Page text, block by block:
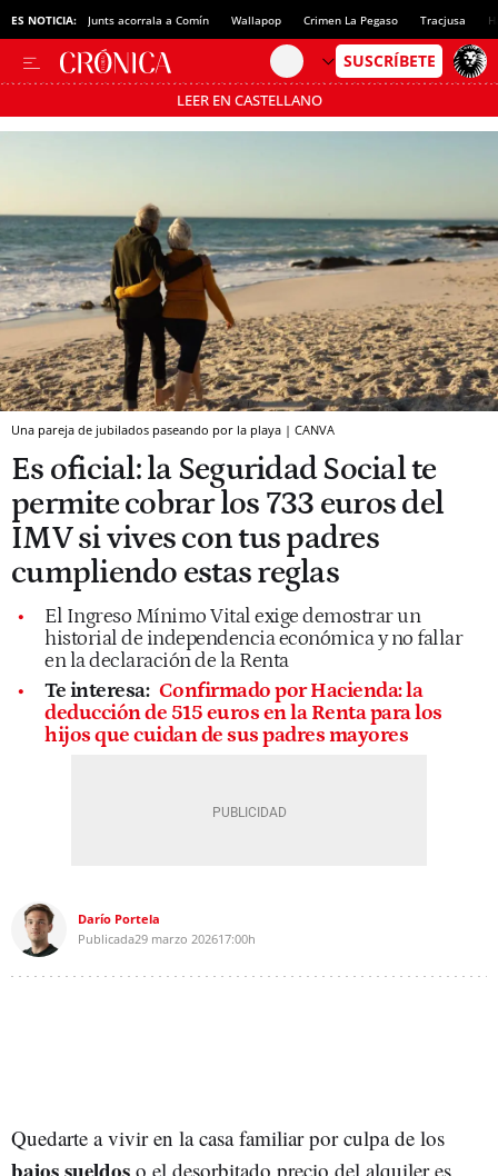
ES NOTICIA: Junts acorrala a Comín Wallapop Crimen La Pegaso Tracjusa
LEER EN CASTELLANO
Pásate al MODO AHORRO
Una pareja de jubilados paseando por la playa | CANVA
Es oficial: la Seguridad Social te
permite cobrar los 733 euros del
IMV si vives con tus padres
cumpliendo estas reglas
El Ingreso Mínimo Vital exige demostrar un
historial de independencia económica y no fallar
en la declaración de la Renta
Te interesa: Confirmado por Hacienda: la
deducción de 515 euros en la Renta para los
hijos que cuidan de sus padres mayores
Darío Portela
Publicada29 marzo 202617:00h
Quedarte a vivir en la casa familiar por culpa de los
bajos sueldos o el desorbitado precio del alquiler es